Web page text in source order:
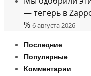
— теперь в
% 6 августа 2026
Последние
Популярные
Комментарии